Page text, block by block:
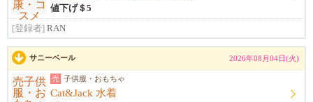
値下げ＄5
[登録者] RAN
サニーベール 2026年08月04日(火)
売 子供服・おもちゃ
Cat&Jack 水着